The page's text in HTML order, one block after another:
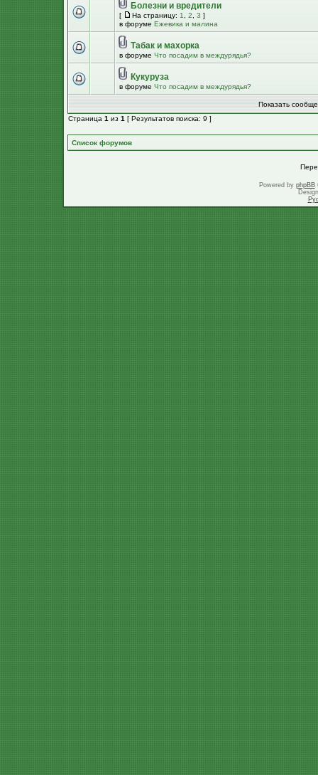
Болезни и вредители
[ На страницу: 1 2 3 ]
в форуме Ежевика и малина
Табак и махорка
в форуме Что посадим в междурядья?
Кукуруза
в форуме Что посадим в междурядья?
Показать
Страница 1 из 1 [ Результатов поиска: 9 ]
Список форумов
Powered by phpBB